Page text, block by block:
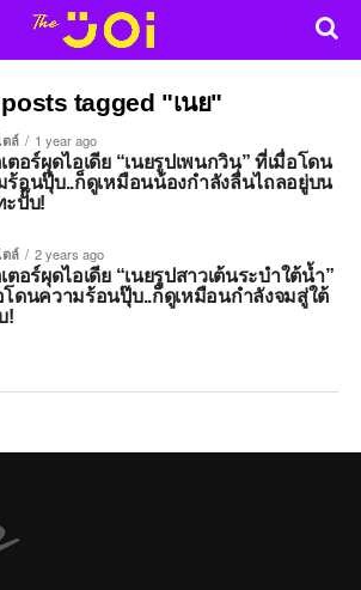
tagged "เนย"
ล์ 1 year ago
เตอร์ผุดไอเดีย “เนยรูปเพนกวิน” ที่เมื่อโดน
ร้อนปุ๊บ..ก็ดูเหมือนน้องกำลังลื่นไถลอยู่บน
ะปั๊บ!
ล์ 2 years ago
ตอร์ผุดไอเดีย “เนยรูปสาวเต้นระบำใต้น้ำ”
โดนความร้อนปุ๊บ..ก็ดูเหมือนกำลังจมสู่ใต้
!